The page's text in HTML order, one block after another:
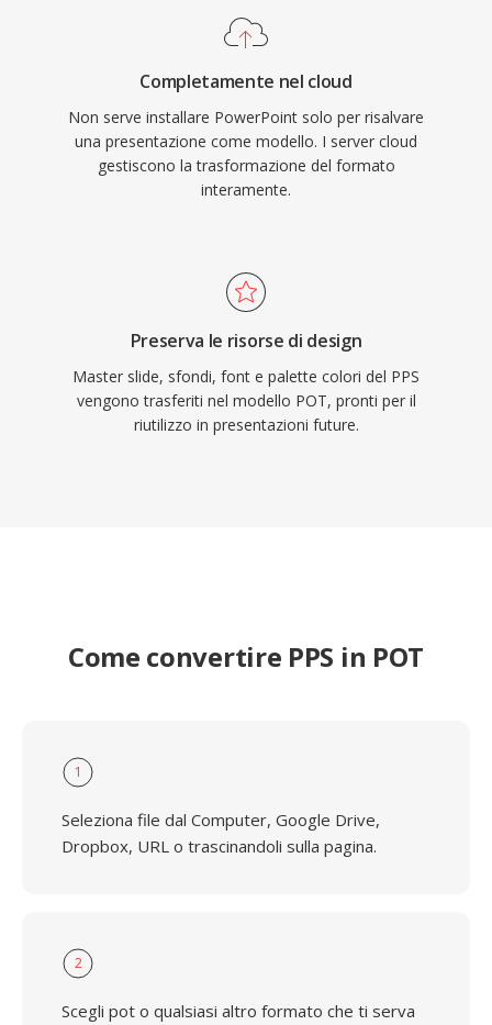
Completamente nel cloud
Non serve installare PowerPoint solo per risalvare
una presentazione come modello. I server cloud
gestiscono la trasformazione del formato
interamente.
Preserva le risorse di design
Master slide, sfondi, font e palette colori del PPS
vengono trasferiti nel modello POT, pronti per il
riutilizzo in presentazioni future.
Come convertire PPS in POT
1
Seleziona file dal Computer, Google Drive,
Dropbox, URL o trascinandoli sulla pagina.
2
Scegli pot o qualsiasi altro formato che ti serva